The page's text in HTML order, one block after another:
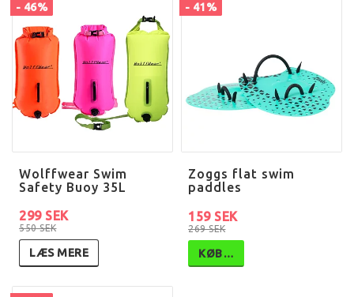
- 46%
Wolffwear Swim
Safety Buoy 35L
550 SEK
299 SEK
LÆS MERE
- 41%
Zoggs flat swim
paddles
269 SEK
159 SEK
KØB…